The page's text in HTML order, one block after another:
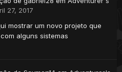
27, 2017
mostrar um novo projeto que
alguns sistemas